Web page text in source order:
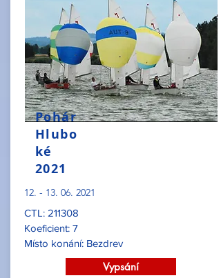
Pohár
Hlubo
ké
2021
12. - 13. 06. 2021
CTL: 211308
Koeficient: 7
Místo konání: Bezdrev
Vypsání